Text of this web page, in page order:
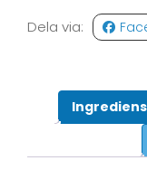
Dela via: